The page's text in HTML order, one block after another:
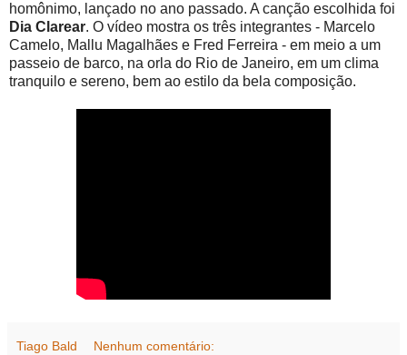
homônimo, lançado no ano passado. A canção escolhida foi
Dia Clarear. O vídeo mostra os três integrantes - Marcelo
Camelo, Mallu Magalhães e Fred Ferreira - em meio a um
passeio de barco, na orla do Rio de Janeiro, em um clima
tranquilo e sereno, bem ao estilo da bela composição.
Tiago Bald Nenhum comentário: